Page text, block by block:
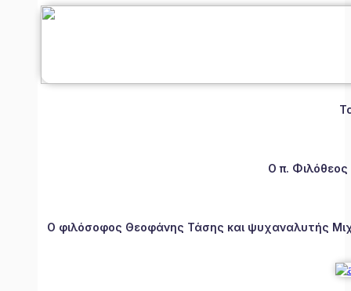
Ο π.
Ο φιλόσοφος Θεοφάνης Τάσης και ψυχαναλυτής